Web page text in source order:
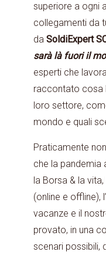
superiore a ogni
collegamenti da
da SoldiExpert
sarà là fuori il
esperti che
raccontato cosa
loro settore,
mondo e quali
Praticamente
che la pandemia
la Borsa & la vita,
(online e offline),
vacanze e il
provato, in una
scenari possibili,